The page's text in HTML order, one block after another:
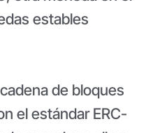
estables
de bloques
el estándar ERC-